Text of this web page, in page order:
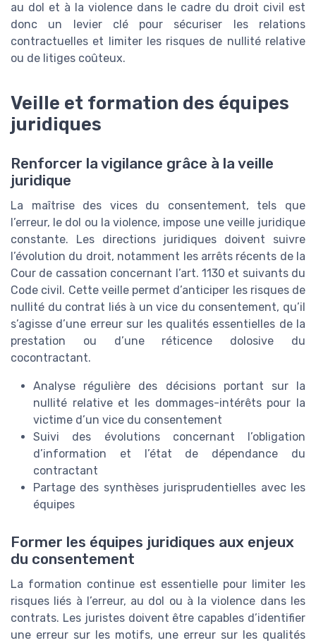
au dol et à la violence dans le cadre du droit civil est
donc un levier clé pour sécuriser les relations
contractuelles et limiter les risques de nullité relative
ou de litiges coûteux.
Veille et formation des équipes
juridiques
Renforcer la vigilance grâce à la veille
juridique
La maîtrise des vices du consentement, tels que
l’erreur, le dol ou la violence, impose une veille juridique
constante. Les directions juridiques doivent suivre
l’évolution du droit, notamment les arrêts récents de la
Cour de cassation concernant l’art. 1130 et suivants du
Code civil. Cette veille permet d’anticiper les risques de
nullité du contrat liés à un vice du consentement, qu’il
s’agisse d’une erreur sur les qualités essentielles de la
prestation ou d’une réticence dolosive du
cocontractant.
Analyse régulière des décisions portant sur la
nullité relative et les dommages-intérêts pour la
victime d’un vice du consentement
Suivi des évolutions concernant l’obligation
d’information et l’état de dépendance du
contractant
Partage des synthèses jurisprudentielles avec les
équipes
Former les équipes juridiques aux enjeux
du consentement
La formation continue est essentielle pour limiter les
risques liés à l’erreur, au dol ou à la violence dans les
contrats. Les juristes doivent être capables d’identifier
une erreur sur les motifs, une erreur sur les qualités